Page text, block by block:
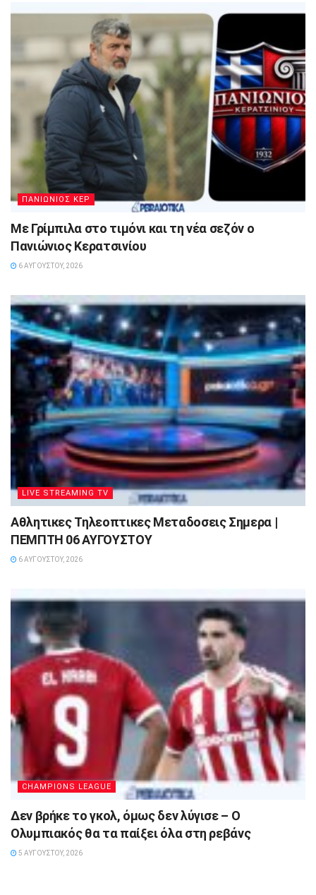
ΠΑΝΙΩΝΙΟΣ ΚΕΡ
Με Γρίμπιλα στο τιμόνι και τη νέα σεζόν ο
Πανιώνιος Κερατσινίου
6 ΑΥΓΟΎΣΤΟΥ, 2026
LIVE STREAMING TV
Αθλητικες Τηλεοπτικες Μεταδοσεις Σημερα |
ΠΕΜΠΤΗ 06 ΑΥΓΟΥΣΤΟΥ
6 ΑΥΓΟΎΣΤΟΥ, 2026
CHAMPIONS LEAGUE
Δεν βρήκε το γκολ, όμως δεν λύγισε – Ο
Ολυμπιακός θα τα παίξει όλα στη ρεβάνς
5 ΑΥΓΟΎΣΤΟΥ, 2026